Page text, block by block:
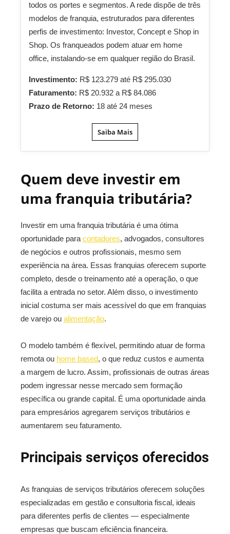
todos os portes e segmentos. A rede dispõe de três
modelos de franquia, estruturados para diferentes
perfis de investimento: Investor, Concept e Shop in
Shop. Os franqueados podem atuar em home
office, instalando-se em qualquer região do Brasil.
Investimento: R$ 123.279 até R$ 295.030
Faturamento: R$ 20.932 a R$ 84.086
Prazo de Retorno: 18 até 24 meses
Saiba Mais
Quem deve investir em
uma franquia tributária?
Investir em uma franquia tributária é uma ótima
oportunidade para contadores, advogados, consultores
de negócios e outros profissionais, mesmo sem
experiência na área. Essas franquias oferecem suporte
completo, desde o treinamento até a operação, o que
facilita a entrada no setor. Além disso, o investimento
inicial costuma ser mais acessível do que em franquias
de varejo ou alimentação.
O modelo também é flexível, permitindo atuar de forma
remota ou home based, o que reduz custos e aumenta
a margem de lucro. Assim, profissionais de outras áreas
podem ingressar nesse mercado sem formação
específica ou grande capital. É uma oportunidade ainda
para empresários agregarem serviços tributários e
aumentarem seu faturamento.
Principais serviços oferecidos
As franquias de serviços tributários oferecem soluções
especializadas em gestão e consultoria fiscal, ideais
para diferentes perfis de clientes — especialmente
empresas que buscam eficiência financeira.